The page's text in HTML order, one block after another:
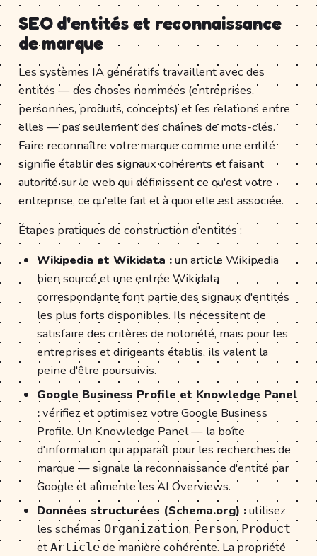
SEO d'entités et reconnaissance
de marque
Les systèmes IA génératifs travaillent avec des
entités — des choses nommées (entreprises,
personnes, produits, concepts) et les relations entre
elles — pas seulement des chaînes de mots-clés.
Faire reconnaître votre marque comme une entité
signifie établir des signaux cohérents et faisant
autorité sur le web qui définissent ce qu'est votre
entreprise, ce qu'elle fait et à quoi elle est associée.
Étapes pratiques de construction d'entités :
Wikipedia et Wikidata :un article Wikipedia
bien sourcé et une entrée Wikidata
correspondante font partie des signaux d'entités
les plus forts disponibles. Ils nécessitent de
satisfaire des critères de notoriété, mais pour les
entreprises et dirigeants établis, ils valent la
peine d'être poursuivis.
Google Business Profile et Knowledge Panel
:vérifiez et optimisez votre Google Business
Profile. Un Knowledge Panel — la boîte
d'information qui apparaît pour les recherches de
marque — signale la reconnaissance d'entité par
Google et alimente les AI Overviews.
Données structurées (Schema.org) :utilisez
les schémas Organization, Person, Product
et Article de manière cohérente. La propriété